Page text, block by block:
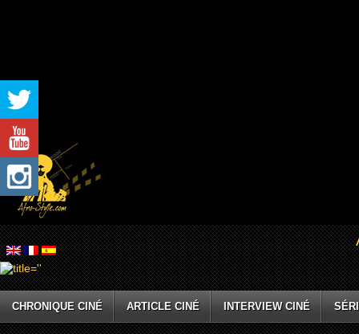
CHRONIQUE CINÉ ARTICLE CINÉ INTERVIEW CINÉ